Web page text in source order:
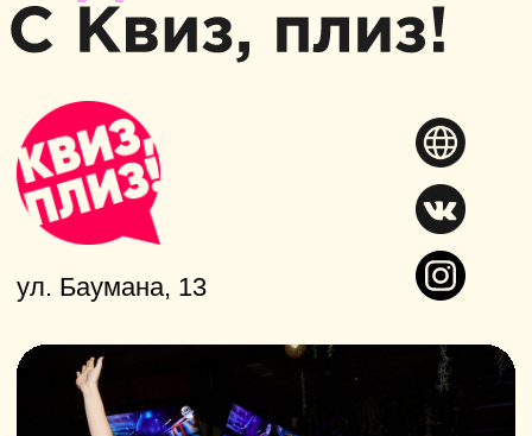
девичника в VR!
Клуб виртуальной реальности
IRIGAMES создает уникальную
могут полностью погрузиться
в захватывающие цифровые миры. Это
идеальное решение для тех, кто хочет
устроить оригинальный
и запоминающийся предсвадебный
вечер.
Преимущества для вашего праздника:
Огромный выбор из 50+ VR-игр
Просторные игровые зоны
с современным оборудованием
Лояльное ценообразование, акции,
промокоды, бонусы за отметку в соц.